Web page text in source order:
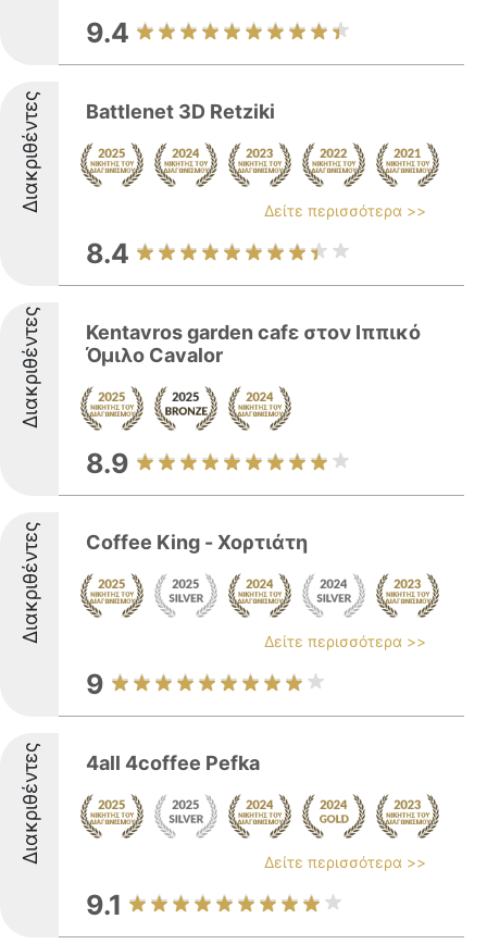
9.4
Διακριθέντες Battlenet 3D Retziki
Δείτε περισσότερα >>
8.4
Διακριθέντες
Kentavros garden cafε στον Ιππικό
Όμιλο Cavalor
8.9
Διακριθέντες Coffee King - Χορτιάτη
Δείτε περισσότερα >>
9
Διακριθέντες 4all 4coffee Pefka
Δείτε περισσότερα >>
9.1